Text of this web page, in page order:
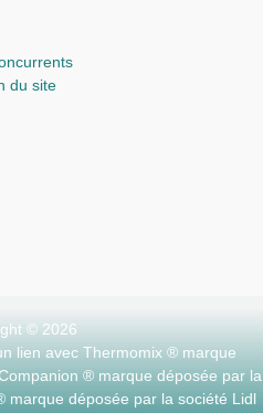
du site
© 2026
lien avec Thermomix ® marque
® marque déposée par la
déposée par la société Lidl